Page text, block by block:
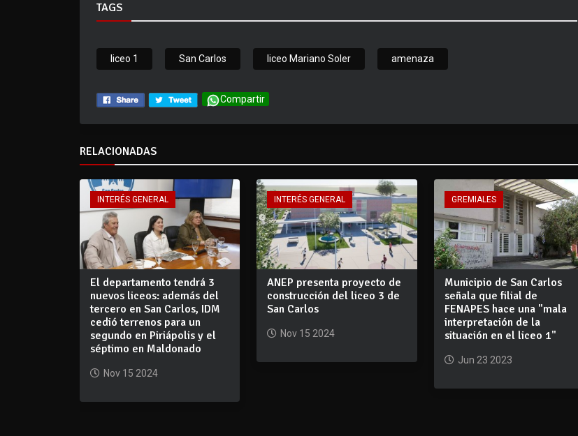
TAGS
liceo 1 San Carlos liceo Mariano Soler amenaza
Compartir
RELACIONADAS
INTERÉS GENERAL
El departamento tendrá 3
nuevos liceos: además del
tercero en San Carlos, IDM
cedió terrenos para un
segundo en Piriápolis y el
séptimo en Maldonado
Nov 15 2024
INTERÉS GENERAL
ANEP presenta proyecto de
construcción del liceo 3 de
San Carlos
Nov 15 2024
GREMIALES
Municipio de San Carlos
señala que filial de
FENAPES hace una "mala
interpretación de la
situación en el liceo 1"
Jun 23 2023